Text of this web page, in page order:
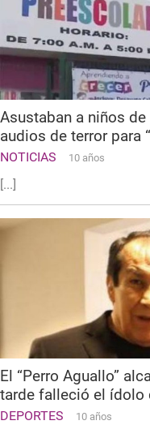
Asustaban a niños
audios de terror para
NOTICIAS 10 años
[...]
El “Perro Aguallo”
tarde falleció el ídolo
DEPORTES 10 años